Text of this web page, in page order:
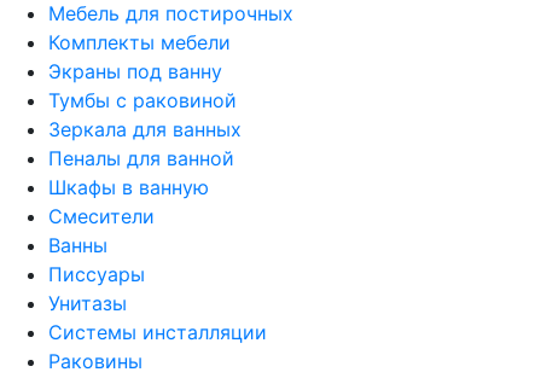
Мебель для постирочных
Комплекты мебели
Экраны под ванну
Тумбы с раковиной
Зеркала для ванных
Пеналы для ванной
Шкафы в ванную
Смесители
Ванны
Писсуары
Унитазы
Системы инсталляции
Раковины